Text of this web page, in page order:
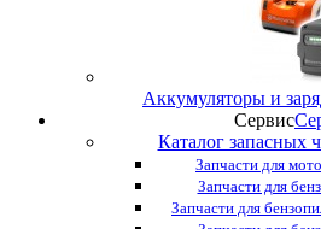
Аккумуляторы и
Сервис
Каталог запасных
Запчасти для
Запчасти для
Запчасти для